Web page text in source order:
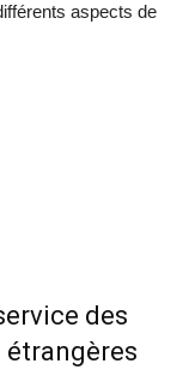
aspects de
des
étrangères